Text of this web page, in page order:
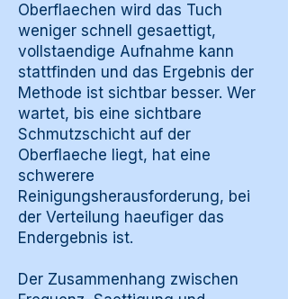
Oberflaechen wird das Tuch
weniger schnell gesaettigt,
vollstaendige Aufnahme kann
stattfinden und das Ergebnis der
Methode ist sichtbar besser. Wer
wartet, bis eine sichtbare
Schmutzschicht auf der
Oberflaeche liegt, hat eine
schwerere
Reinigungsherausforderung, bei
der Verteilung haeufiger das
Endergebnis ist.
Der Zusammenhang zwischen